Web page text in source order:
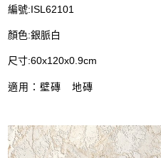
編號:ISL62101
顏色:銀脈白
尺寸:60x120x0.9cm
適用：壁磚 地磚